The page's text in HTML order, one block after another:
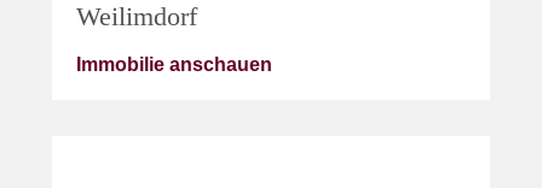
Weilimdorf
Immobilie anschauen